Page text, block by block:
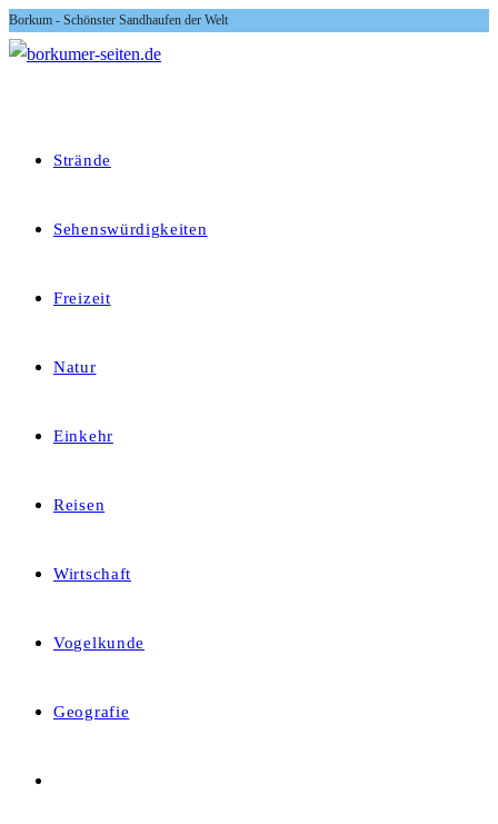
Zum
Inhalt
Borkum - Schönster Sandhaufen der Welt
Strände
Sehenswürdigkeiten
Freizeit
Natur
Einkehr
Reisen
Wirtschaft
Vogelkunde
Geografie